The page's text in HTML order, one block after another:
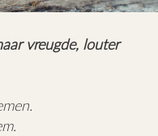
vreugde, louter